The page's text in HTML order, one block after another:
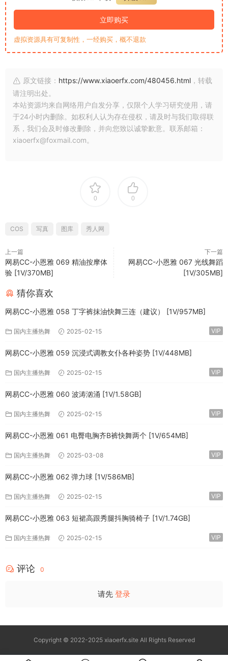
立即购买
虚拟资源具有可复制性，一经购买，概不退款
原文链接： https://www.xiaoerfx.com/480456.html ，转载
请注明出处。
本站资源均来自网络用户自发分享，仅限个人学习研究使用，请
于24小时内删除。如权利人认为存在侵权，请及时与我们取得联
系，我们会及时修改删除，并向您致以诚挚歉意。联系邮箱：
xiaoerfx@foxmail.com。
0 0
COS 写真 图库 秀人网
上一篇
网易CC-小恩雅 069 精油按摩体
验 [1V/370MB]
下一篇
网易CC-小恩雅 067 光线舞蹈
[1V/305MB]
猜你喜欢
网易CC-小恩雅 058 丁字裤抹油快舞三连（建议） [1V/957MB]
国内主播热舞 2025-02-15 VIP
网易CC-小恩雅 059 沉浸式调教女仆各种姿势 [1V/448MB]
国内主播热舞 2025-02-15 VIP
网易CC-小恩雅 060 波涛汹涌 [1V/1.58GB]
国内主播热舞 2025-02-15 VIP
网易CC-小恩雅 061 电臀电胸齐B裤快舞两个 [1V/654MB]
国内主播热舞 2025-03-08 VIP
网易CC-小恩雅 062 弹力球 [1V/586MB]
国内主播热舞 2025-02-15 VIP
网易CC-小恩雅 063 短裙高跟秀腿抖胸骑椅子 [1V/1.74GB]
国内主播热舞 2025-02-15 VIP
评论 0
请先 登录
Copyright © 2022-2025 xiaoerfx.site All Rights Reserved